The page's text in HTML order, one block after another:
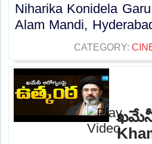
Niharika Konidela
Alam Mandi,
CATEGORY:
ఖమేనీ